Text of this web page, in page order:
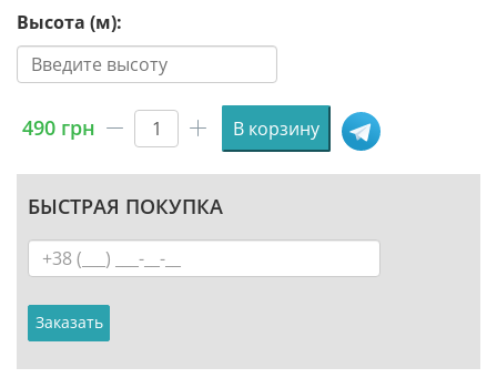
Высота (м):
490 грн
Количество
с
принтом
«Лемур
В корзину
БЫСТРАЯ ПОКУПКА
Заказать